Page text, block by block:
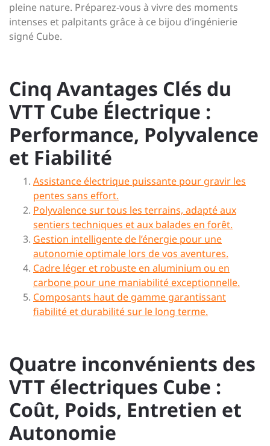
pleine nature. Préparez-vous à vivre des moments
intenses et palpitants grâce à ce bijou d’ingénierie
signé Cube.
Cinq Avantages Clés du
VTT Cube Électrique :
Performance, Polyvalence
et Fiabilité
Assistance électrique puissante pour gravir les
pentes sans effort.
Polyvalence sur tous les terrains, adapté aux
sentiers techniques et aux balades en forêt.
Gestion intelligente de l’énergie pour une
autonomie optimale lors de vos aventures.
Cadre léger et robuste en aluminium ou en
carbone pour une maniabilité exceptionnelle.
Composants haut de gamme garantissant
fiabilité et durabilité sur le long terme.
Quatre inconvénients des
VTT électriques Cube :
Coût, Poids, Entretien et
Autonomie